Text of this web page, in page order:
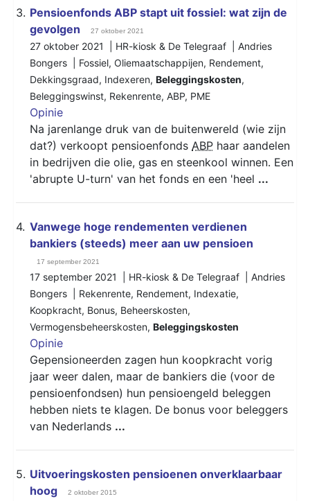
3. Pensioenfonds ABP stapt uit fossiel: wat zijn de
gevolgen
27 oktober 2021
27 oktober 2021 | HR-kiosk & De Telegraaf | Andries
Bongers | Fossiel, Oliemaatschappijen, Rendement,
Dekkingsgraad, Indexeren, Beleggingskosten,
Beleggingswinst, Rekenrente, ABP, PME
Opinie
Na jarenlange druk van de buitenwereld (wie zijn
dat?) verkoopt pensioenfonds ABP haar aandelen
in bedrijven die olie, gas en steenkool winnen. Een
'abrupte U-turn' van het fonds en een 'heel ...
4. Vanwege hoge rendementen verdienen
bankiers (steeds) meer aan uw pensioen
17 september 2021
17 september 2021 | HR-kiosk & De Telegraaf | Andries
Bongers | Rekenrente, Rendement, Indexatie,
Koopkracht, Bonus, Beheerskosten,
Vermogensbeheerskosten, Beleggingskosten
Opinie
Gepensioneerden zagen hun koopkracht vorig
jaar weer dalen, maar de bankiers die (voor de
pensioenfondsen) hun pensioengeld beleggen
hebben niets te klagen. De bonus voor beleggers
van Nederlands ...
5. Uitvoeringskosten pensioenen onverklaarbaar
hoog
2 oktober 2015